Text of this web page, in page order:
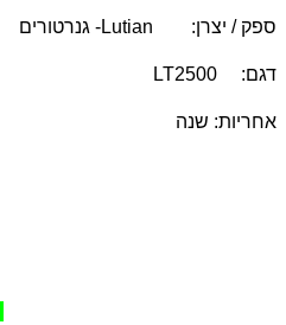
ספק / יצרן: Lutian- גנרטורים
דגם: LT2500
אחריות: שנה